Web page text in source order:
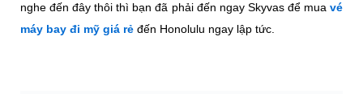
nghe đến đây thôi thì bạn đã phải đến ngay Skyvas để mua vé
máy bay đi mỹ giá rẻ đến Honolulu ngay lập tức.